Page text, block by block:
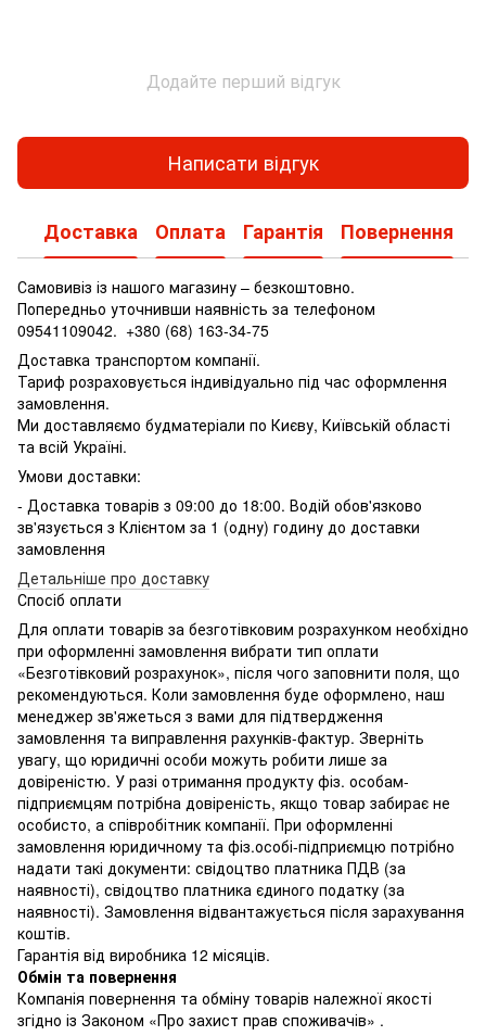
Додайте перший відгук
Написати відгук
Доставка Оплата Гарантія Повернення
Самовивіз із нашого магазину – безкоштовно.
Попередньо уточнивши наявність за телефоном
09541109042. +380 (68) 163-34-75
Доставка транспортом компанії.
Тариф розраховується індивідуально під час оформлення
замовлення.
Ми доставляємо будматеріали по Києву, Київській області
та всій Україні.
Умови доставки:
- Доставка товарів з 09:00 до 18:00. Водій обов'язково
зв'язується з Клієнтом за 1 (одну) годину до доставки
замовлення
Детальніше про доставку
Спосіб оплати
Для оплати товарів за безготівковим розрахунком необхідно
при оформленні замовлення вибрати тип оплати
«Безготівковий розрахунок», після чого заповнити поля, що
рекомендуються. Коли замовлення буде оформлено, наш
менеджер зв'яжеться з вами для підтвердження
замовлення та виправлення рахунків-фактур. Зверніть
увагу, що юридичні особи можуть робити лише за
довіреністю. У разі отримання продукту фіз. особам-
підприємцям потрібна довіреність, якщо товар забирає не
особисто, а співробітник компанії. При оформленні
замовлення юридичному та фіз.особі-підприємцю потрібно
надати такі документи: свідоцтво платника ПДВ (за
наявності), свідоцтво платника єдиного податку (за
наявності). Замовлення відвантажується після зарахування
коштів.
Гарантія від виробника 12 місяців.
Обмін та повернення
Компанія повернення та обміну товарів належної якості
згідно із Законом «Про захист прав споживачів» .